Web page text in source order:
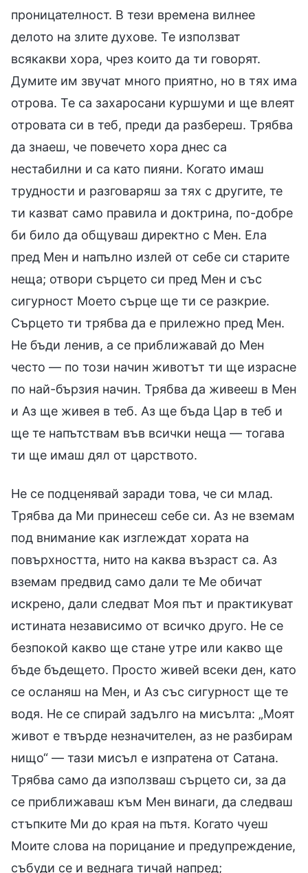
проницателност. В тези времена вилнее
делото на злите духове. Те използват
всякакви хора, чрез които да ти говорят.
Думите им звучат много приятно, но в тях има
отрова. Те са захаросани куршуми и ще влеят
отровата си в теб, преди да разбереш. Трябва
да знаеш, че повечето хора днес са
нестабилни и са като пияни. Когато имаш
трудности и разговаряш за тях с другите, те
ти казват само правила и доктрина, по-добре
би било да общуваш директно с Мен. Ела
пред Мен и напълно излей от себе си старите
неща; отвори сърцето си пред Мен и със
сигурност Моето сърце ще ти се разкрие.
Сърцето ти трябва да е прилежно пред Мен.
Не бъди ленив, а се приближавай до Мен
често — по този начин животът ти ще израсне
по най-бързия начин. Трябва да живееш в Мен
и Аз ще живея в теб. Аз ще бъда Цар в теб и
ще те напътствам във всички неща — тогава
ти ще имаш дял от царството.
Не се подценявай заради това, че си млад.
Трябва да Ми принесеш себе си. Аз не вземам
под внимание как изглеждат хората на
повърхността, нито на каква възраст са. Аз
вземам предвид само дали те Ме обичат
искрено, дали следват Моя път и практикуват
истината независимо от всичко друго. Не се
безпокой какво ще стане утре или какво ще
бъде бъдещето. Просто живей всеки ден, като
се осланяш на Мен, и Аз със сигурност ще те
водя. Не се спирай задълго на мисълта: „Моят
живот е твърде незначителен, аз не разбирам
нищо“ — тази мисъл е изпратена от Сатана.
Трябва само да използваш сърцето си, за да
се приближаваш към Мен винаги, да следваш
стъпките Ми до края на пътя. Когато чуеш
Моите слова на порицание и предупреждение,
събуди се и веднага тичай напред;